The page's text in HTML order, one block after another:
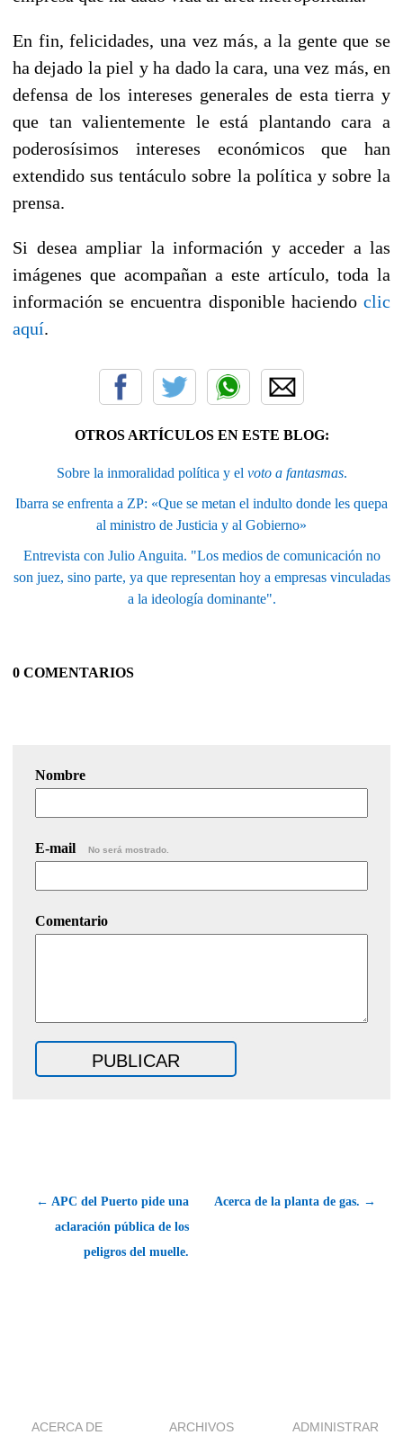
En fin, felicidades, una vez más, a la gente que se
ha dejado la piel y ha dado la cara, una vez más, en
defensa de los intereses generales de esta tierra y
que tan valientemente le está plantando cara a
poderosísimos intereses económicos que han
extendido sus tentáculo sobre la política y sobre la
prensa.
Si desea ampliar la información y acceder a las
imágenes que acompañan a este artículo, toda la
información se encuentra disponible haciendo clic
aquí.
OTROS ARTÍCULOS EN ESTE BLOG:
Sobre la inmoralidad política y el voto a fantasmas.
Ibarra se enfrenta a ZP: «Que se metan el indulto donde les quepa
al ministro de Justicia y al Gobierno»
Entrevista con Julio Anguita. "Los medios de comunicación no
son juez, sino parte, ya que representan hoy a empresas vinculadas
a la ideología dominante".
0 COMENTARIOS
Nombre
E-mail No será mostrado.
Comentario
← APC del Puerto pide una
aclaración pública de los
peligros del muelle.
Acerca de la planta de gas. →
ACERCA DE ARCHIVOS ADMINISTRAR